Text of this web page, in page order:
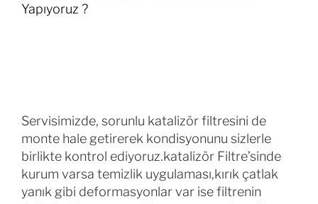
Yapıyoruz ?
Servisimizde, sorunlu katalizör filtresini de
monte hale getirerek kondisyonunu sizlerle
birlikte kontrol ediyoruz.katalizör Filtre’sinde
kurum varsa temizlik uygulaması,kırık çatlak
yanık gibi deformasyonlar var ise filtrenin